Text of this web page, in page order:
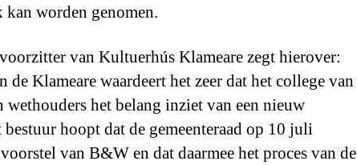
worden genomen.
van Kultuerhús Klameare zegt hierover:
de Klameare waardeert het zeer dat het college van
wethouders het belang inziet van een nieuw
hoopt dat de gemeenteraad op 10 juli
van B&W en dat daarmee het proces van de